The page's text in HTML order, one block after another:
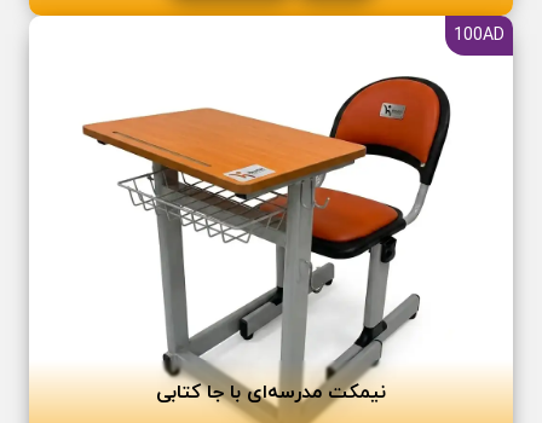
100AD
نیمکت مدرسه‌ای با جا کتابی